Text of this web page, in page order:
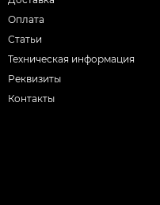
Оплата
Статьи
Техническая информация
Реквизиты
Контакты